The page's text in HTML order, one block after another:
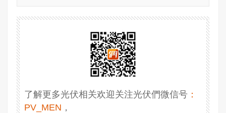
了解更多光伏相关欢迎关注光伏們微信号 ：
PV_MEN ，